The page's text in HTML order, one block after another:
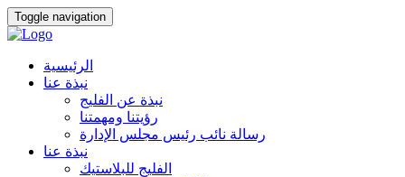
Toggle navigation
الرئيسية
نبذة عنا
نبذة عن الفليج
رؤيتنا ومهمتنا
رسالة نائب رئيس مجلس الإدارة
نبذة عنا
الفليج للبلاستيك